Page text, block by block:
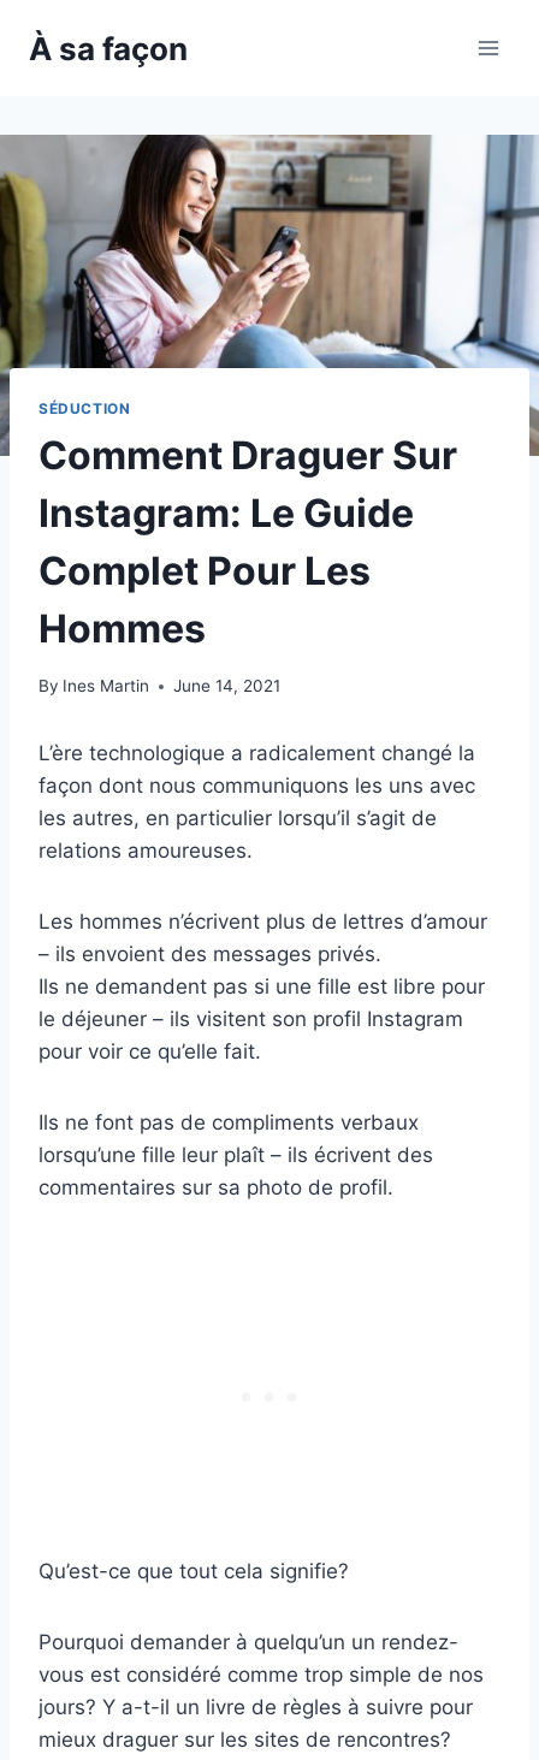
À sa façon
SÉDUCTION
Comment Draguer Sur
Instagram: Le Guide
Complet Pour Les
Hommes
By Ines Martin June 14, 2021
L’ère technologique a radicalement changé la
façon dont nous communiquons les uns avec
les autres, en particulier lorsqu’il s’agit de
relations amoureuses.
Les hommes n’écrivent plus de lettres d’amour
– ils envoient des messages privés.
Ils ne demandent pas si une fille est libre pour
le déjeuner – ils visitent son profil Instagram
pour voir ce qu’elle fait.
Ils ne font pas de compliments verbaux
lorsqu’une fille leur plaît – ils écrivent des
commentaires sur sa photo de profil.
Qu’est-ce que tout cela signifie?
Pourquoi demander à quelqu’un un rendez-
vous est considéré comme trop simple de nos
jours? Y a-t-il un livre de règles à suivre pour
mieux draguer sur les sites de rencontres?